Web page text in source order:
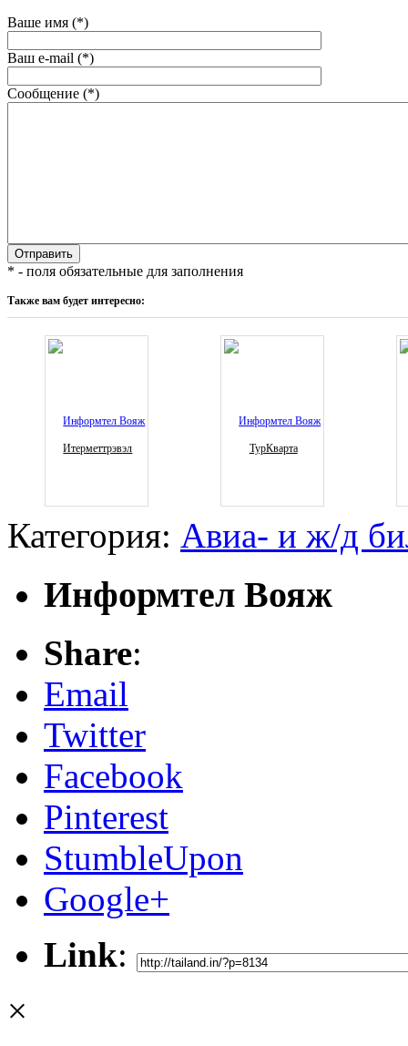
Ваше имя (*)
Ваш e-mail (*)
Сообщение (*)
* - поля обязательные для заполнения
Также вам будет интересно:
Итерметтрэвэл ТурКварта
Категория: Авиа- и ж/д
Информтел Вояж
Share:
Email
Twitter
Facebook
Pinterest
StumbleUpon
Google+
Link:
×